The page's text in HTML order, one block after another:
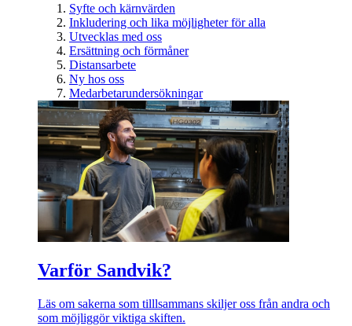
Syfte och kärnvärden
Inkludering och lika möjligheter för alla
Utvecklas med oss
Ersättning och förmåner
Distansarbete
Ny hos oss
Medarbetarundersökningar
Varför Sandvik?
Läs om sakerna som tilllsammans skiljer oss från andra och
som möjliggör viktiga skiften.